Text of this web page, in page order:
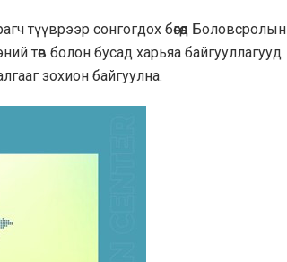
түүврээр сонгогдох бөгөөд Боловсролын
төв болон бусад харьяа байгууллагууд
зохион байгуулна.